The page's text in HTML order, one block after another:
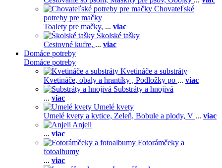
Chovateľské
potreby pre mačky
Toalety pre mačky, ... viac
Školské tašky
Cestovné kufre, ... viac
Domáce potreby
Domáce potreby
Kvetináče a substráty
Kvetináče, obaly a hrantíky , Podložky po ... viac
Substráty a hnojivá
... viac
Umelé kvety
Umelé kvety a kytice, Zeleň, Bobule a plody, V ... viac
Anjeli
... viac
Fotorámčeky a
fotoalbumy
... viac